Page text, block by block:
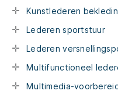
Kunstlederen
Lederen sportstuur
Lederen
Multifunctioneel
Multimedia-